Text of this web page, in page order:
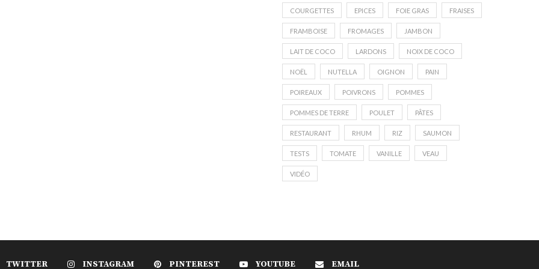
COURGETTES EPICES FOIE GRAS FRAISES
FRAMBOISE FROMAGES JAMBON
LAIT DE COCO LARDONS NOIX DE COCO
NOËL NUTELLA OIGNON PAIN
POIREAUX POIVRONS POMMES
POMMES DE TERRE POULET PÂTES
RESTAURANT RHUM RIZ SAUMON
TESTS TOMATE VANILLE VEAU
VIDÉO
TWITTER INSTAGRAM PINTEREST YOUTUBE EMAIL